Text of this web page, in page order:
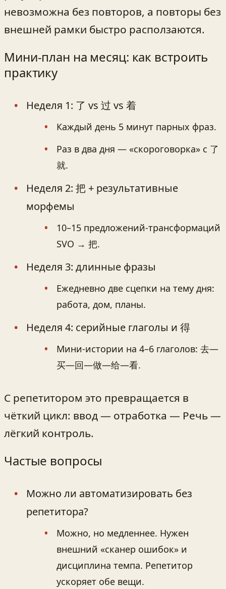
невозможна без повторов, а повторы без
внешней рамки быстро расползаются.
Мини‑план на месяц: как встроить
практику
Неделя 1: 了 vs 过 vs 着
Каждый день 5 минут парных фраз.
Раз в два дня — «скороговорка» с 了
就.
Неделя 2: 把 + результативные
морфемы
10–15 предложений-трансформаций
SVO → 把.
Неделя 3: длинные фразы
Ежедневно две сцепки на тему дня:
работа, дом, планы.
Неделя 4: серийные глаголы и 得
Мини‑истории на 4–6 глаголов: 去—
买—回—做—给—看.
С репетитором это превращается в
чёткий цикл: ввод — отработка — Речь —
лёгкий контроль.
Частые вопросы
Можно ли автоматизировать без
репетитора?
Можно, но медленнее. Нужен
внешний «сканер ошибок» и
дисциплина темпа. Репетитор
ускоряет обе вещи.